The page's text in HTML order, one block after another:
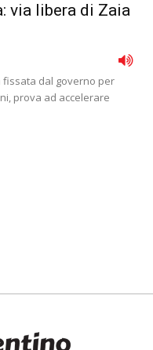
via libera di Zaia
fissata dal governo per
prova ad accelerare